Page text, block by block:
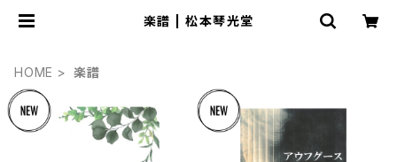
楽譜 | 松本琴光堂
HOME 楽譜